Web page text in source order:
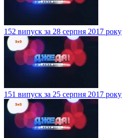
152 випуск за 28 серпня 2017 року
151 випуск за 25 серпня 2017 року